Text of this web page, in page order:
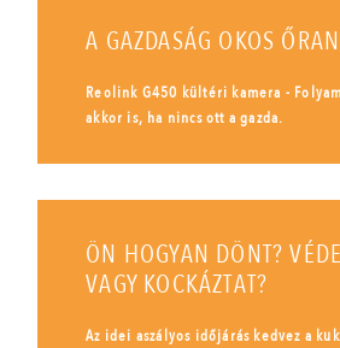
A GAZDASÁG OKOS
Reolink G450 kültéri kamera -
akkor is, ha nincs ott a gazda.
ÖN HOGYAN DÖNT?
VAGY KOCKÁZTAT?
Az idei aszályos időjárás kedvez a